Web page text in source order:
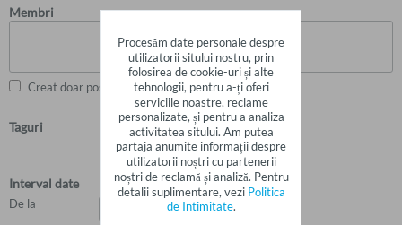
Membri
Creat doar postări
Taguri
Interval date
De la
Procesăm date personale despre
utilizatorii sitului nostru, prin
folosirea de cookie-uri și alte
tehnologii, pentru a-ți oferi
serviciile noastre, reclame
personalizate, și pentru a analiza
activitatea sitului. Am putea
partaja anumite informații despre
utilizatorii noștri cu partenerii
noștri de reclamă și analiză. Pentru
detalii suplimentare, vezi Politica
de Intimitate.